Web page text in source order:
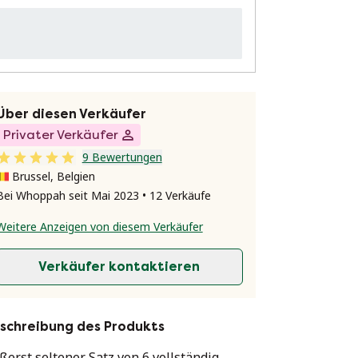
diesen Verkäufer
Privater Verkäufer
9 Bewertungen
Brussel, Belgien
Whoppah seit Mai 2023 • 12 Verkäufe
Anzeigen von diesem Verkäufer
Verkäufer kontaktieren
des Produkts